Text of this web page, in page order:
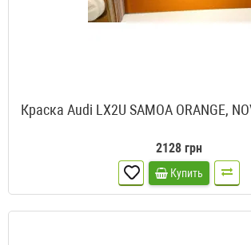
Краска Audi LX2U SAMOA ORANGE,
2128 грн
Купить